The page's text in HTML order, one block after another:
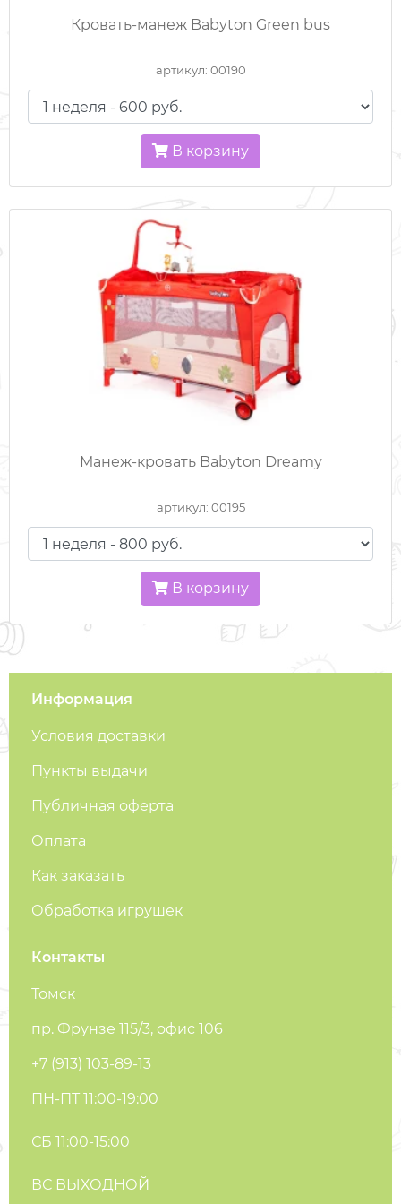
ВСЕ ДЛЯ ПУТЕШЕСТВИЙ
ГОРКИ И ДОМИКИ
КОЛЯСКИ
КРОВАТКИ / МАНЕЖИ
МЕДИЦИНСКОЕ ОБОРУДОВАНИЕ
РАЗВИВАЮЩИЕ ИГРУШКИ
СПОРТКОМПЛЕКСЫ
СТУЛЬЧИКИ ДЛЯ КОРМЛЕНИЯ
ЭЛЕКТРОКАЧЕЛИ
ЭЛЕКТРОМОБИЛИ
ЭРГОРЮКЗАКИ
МУЗЫКАЛЬНЫЕ МОБИЛИ
Кровать-манеж Babyton Green bus
артикул: 00190
В корзину
Манеж-кровать Babyton Dreamy
артикул: 00195
В корзину
Информация
Условия доставки
Пункты выдачи
Публичная оферта
Оплата
Как заказать
Обработка игрушек
Контакты
Томск
пр. Фрунзе 115/3, офис 106
+7 (913) 103-89-13
ПН-ПТ 11:00-19:00
СБ 11:00-15:00
ВС ВЫХОДНОЙ